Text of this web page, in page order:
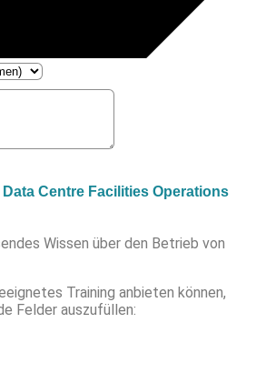
Centre Facilities Operations
Wissen über den Betrieb von
Training anbieten können,
Felder auszufüllen: